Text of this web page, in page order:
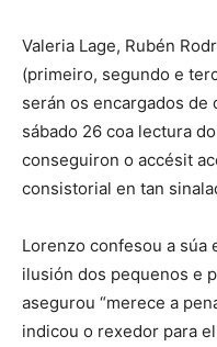
Valeria Lage, Rubén
(primeiro, segundo e
serán os encargados de
sábado 26 coa lectura
conseguiron o accésit
consistorial en tan
Lorenzo confesou a súa
ilusión dos pequenos e
asegurou “merece a
indicou o rexedor para